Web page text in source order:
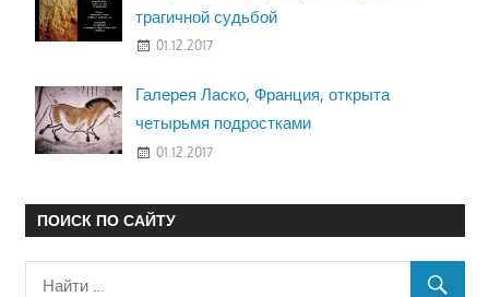
трагичной судьбой
01.12.2017
Галерея Ласко, Франция, открыта
четырьмя подростками
01.12.2017
ПОИСК ПО САЙТУ